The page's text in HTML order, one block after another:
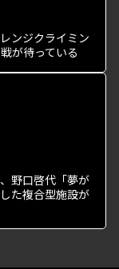
ンジクライミン
が待っている
野口啓代「夢が
た複合型施設が